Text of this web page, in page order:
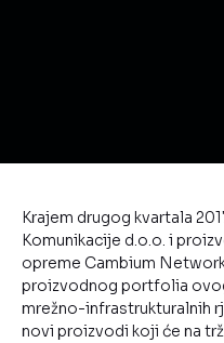
Krajem drugog kvartala
Komunikacije d.o.o. i
opreme Cambium
proizvodnog portfolia
mrežno-infrastrukturalnih
novi proizvodi koji će na